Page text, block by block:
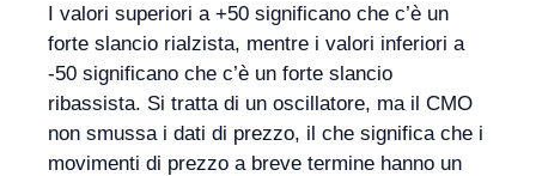
I valori superiori a +50 significano che c’è un
forte slancio rialzista, mentre i valori inferiori a
-50 significano che c’è un forte slancio
ribassista. Si tratta di un oscillatore, ma il CMO
non smussa i dati di prezzo, il che significa che i
movimenti di prezzo a breve termine hanno un